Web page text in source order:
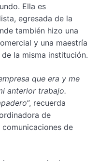
Ella es
egresada de la
también hizo una
y una maestría
la misma institución.
que era y me
anterior trabajo.
”, recuerda
de
de